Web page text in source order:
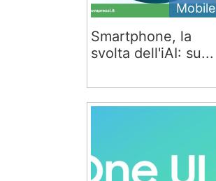
Mobile
Smartphone, la
svolta dell'iAI: su...